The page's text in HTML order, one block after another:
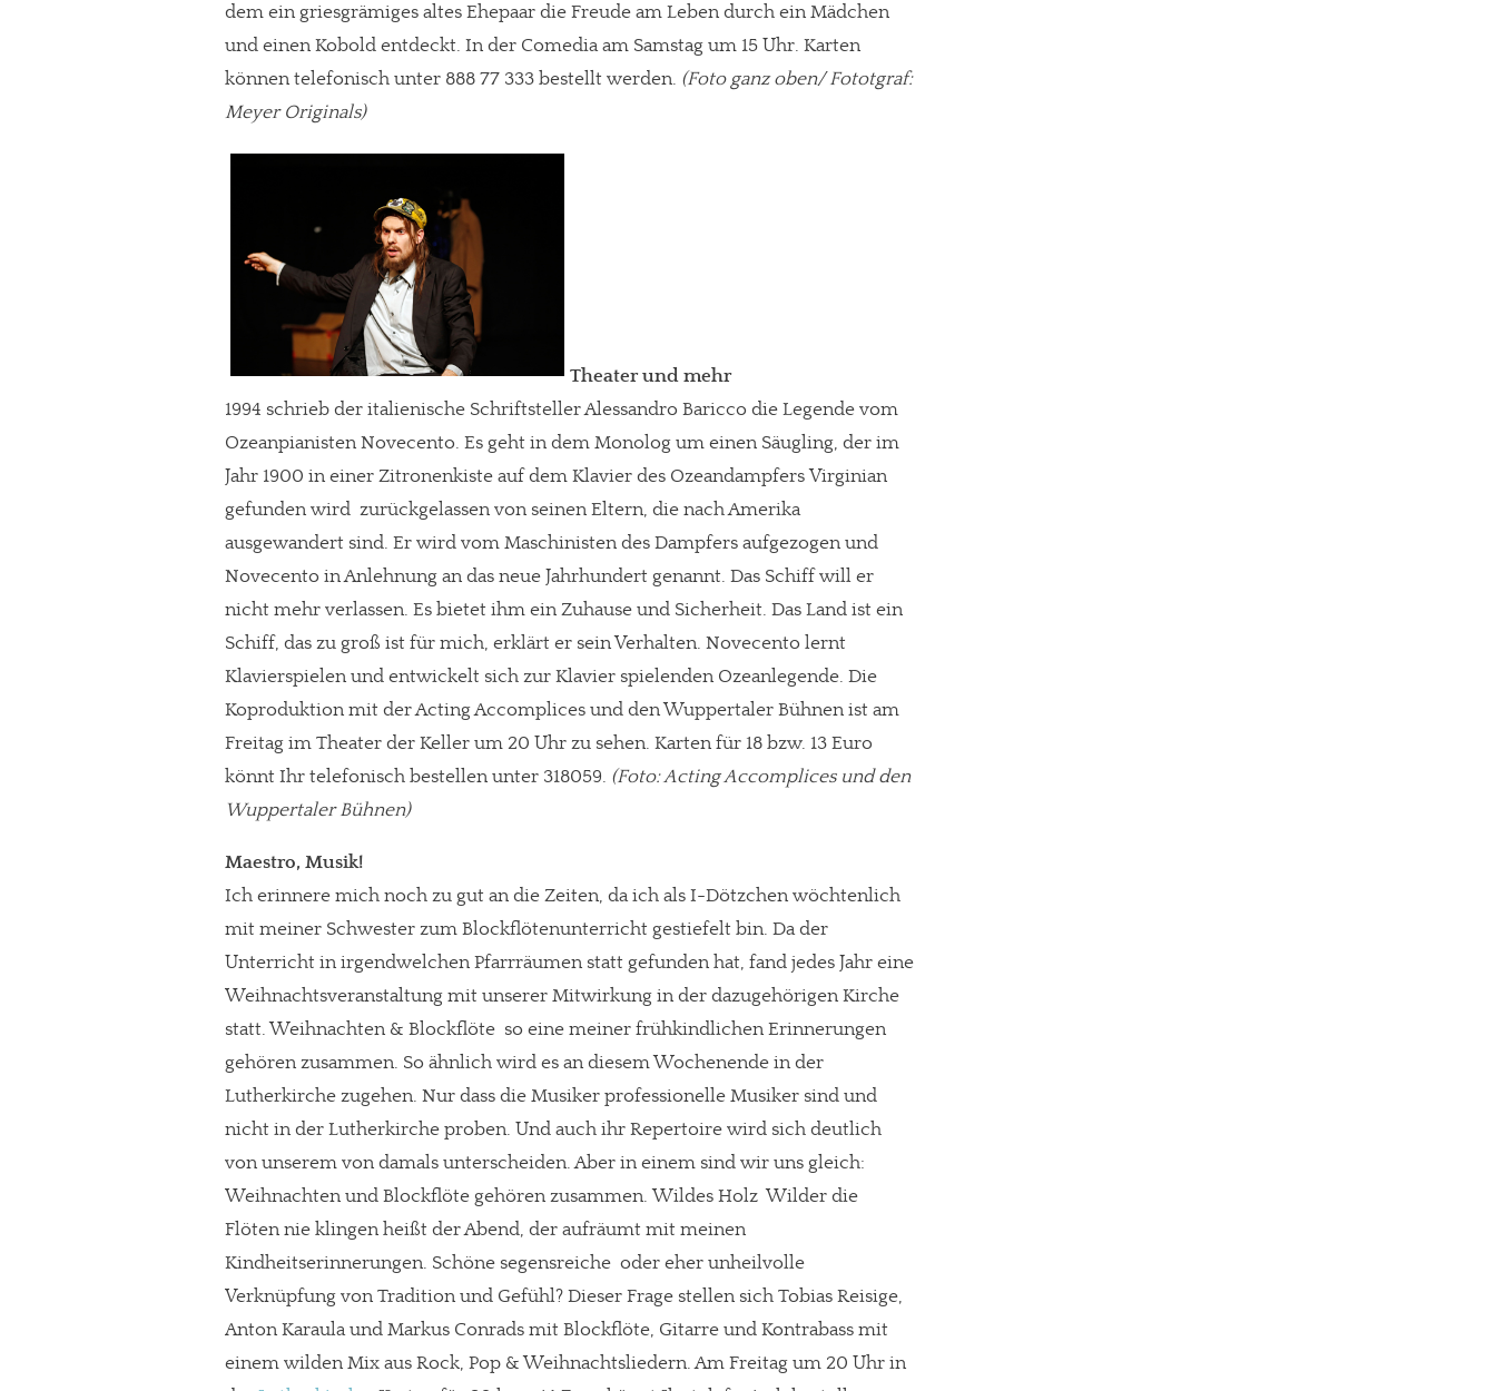
JETZT SPENDEN Schon erledigt!
dem ein griesgrämiges altes Ehepaar die Freude am Leben durch ein Mädchen
und einen Kobold entdeckt. In der Comedia am Samstag um 15 Uhr. Karten
können telefonisch unter 888 77 333 bestellt werden. (Foto ganz oben/ Fototgraf:
Meyer Originals)
Theater und mehr
1994 schrieb der italienische Schriftsteller Alessandro Baricco die Legende vom
Ozeanpianisten Novecento. Es geht in dem Monolog um einen Säugling, der im
Jahr 1900 in einer Zitronenkiste auf dem Klavier des Ozeandampfers Virginian
gefunden wird  zurückgelassen von seinen Eltern, die nach Amerika
ausgewandert sind. Er wird vom Maschinisten des Dampfers aufgezogen und
Novecento in Anlehnung an das neue Jahrhundert genannt. Das Schiff will er
nicht mehr verlassen. Es bietet ihm ein Zuhause und Sicherheit. Das Land ist ein
Schiff, das zu groß ist für mich, erklärt er sein Verhalten. Novecento lernt
Klavierspielen und entwickelt sich zur Klavier spielenden Ozeanlegende. Die
Koproduktion mit der Acting Accomplices und den Wuppertaler Bühnen ist am
Freitag im Theater der Keller um 20 Uhr zu sehen. Karten für 18 bzw. 13 Euro
könnt Ihr telefonisch bestellen unter 318059. (Foto: Acting Accomplices und den
Wuppertaler Bühnen)
Maestro, Musik!
Ich erinnere mich noch zu gut an die Zeiten, da ich als I-Dötzchen wöchtenlich
mit meiner Schwester zum Blockflötenunterricht gestiefelt bin. Da der
Unterricht in irgendwelchen Pfarrräumen statt gefunden hat, fand jedes Jahr eine
Weihnachtsveranstaltung mit unserer Mitwirkung in der dazugehörigen Kirche
statt. Weihnachten & Blockflöte  so eine meiner frühkindlichen Erinnerungen 
gehören zusammen. So ähnlich wird es an diesem Wochenende in der
Lutherkirche zugehen. Nur dass die Musiker professionelle Musiker sind und
nicht in der Lutherkirche proben. Und auch ihr Repertoire wird sich deutlich
von unserem von damals unterscheiden. Aber in einem sind wir uns gleich:
Weihnachten und Blockflöte gehören zusammen. Wildes Holz  Wilder die
Flöten nie klingen heißt der Abend, der aufräumt mit meinen
Kindheitserinnerungen. Schöne segensreiche  oder eher unheilvolle
Verknüpfung von Tradition und Gefühl? Dieser Frage stellen sich Tobias Reisige,
Anton Karaula und Markus Conrads mit Blockflöte, Gitarre und Kontrabass mit
einem wilden Mix aus Rock, Pop & Weihnachtsliedern. Am Freitag um 20 Uhr in